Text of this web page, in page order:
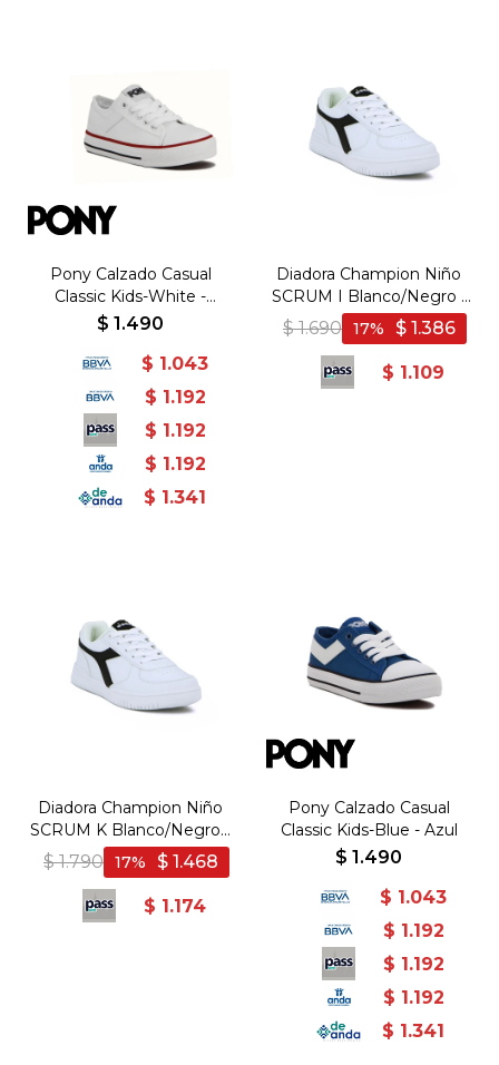
Pony Calzado Casual
Classic Kids-White -
Blanco
$ 1.490
$ 1.043
$ 1.192
$ 1.192
$ 1.192
$ 1.341
Diadora Champion Niño
SCRUM I Blanco/Negro -
Blanco-Negro
$ 1.690 $ 1.386
17
$ 1.109
Diadora Champion Niño
SCRUM K Blanco/Negro -
Blanco-Negro
$ 1.790 $ 1.468
17
$ 1.174
Pony Calzado Casual
Classic Kids-Blue - Azul
$ 1.490
$ 1.043
$ 1.192
$ 1.192
$ 1.192
$ 1.341